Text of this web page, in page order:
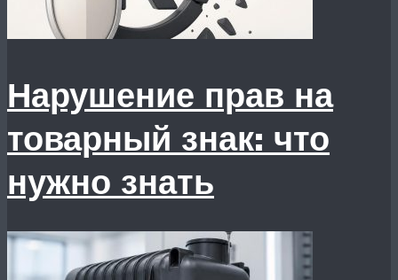
Нарушение прав на
товарный знак: что
нужно знать